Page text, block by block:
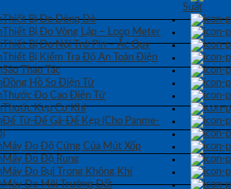
Suất
Thiết Bị Đo Dòng Dò
Thiết Bị Đo Vòng Lặp – Loop Meter
Thiết Bị Đo Nội Trở Pin – Ắc Quy
Thiết Bị Kiểm Tra Độ An Toàn Điện
Sào Thao Tác
Đồng Hồ So Điện Tử
Thước Đo Cao Điện Tử
Thước Kẹp Cơ Khí
Đế Từ-Đế Gá-Đế Kẹp (Cho Panme-
Máy Đo Độ Cứng Của Mút Xốp
Máy Đo Độ Rung
Máy Đo Bụi Trong Không Khí
Máy Đo Môi Trường Đất